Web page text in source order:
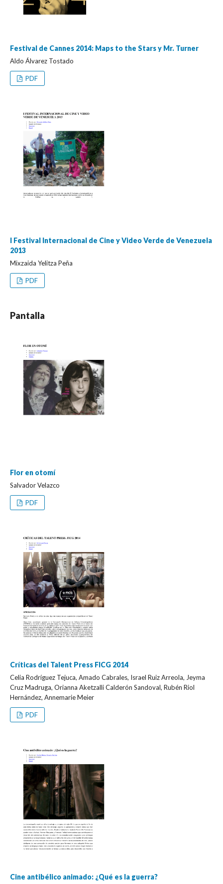
Festival de Cannes 2014: Maps to the Stars y Mr. Turner
Aldo Álvarez Tostado
PDF
I Festival Internacional de Cine y Video Verde de Venezuela
2013
Mixzaida Yelitza Peña
PDF
Pantalla
Flor en otomí
Salvador Velazco
PDF
Críticas del Talent Press FICG 2014
Celia Rodríguez Tejuca, Amado Cabrales, Israel Ruiz Arreola, Jeyma
Cruz Madruga, Orianna Aketzalli Calderón Sandoval, Rubén Riol
Hernández, Annemarie Meier
PDF
Cine antibélico animado: ¿Qué es la guerra?